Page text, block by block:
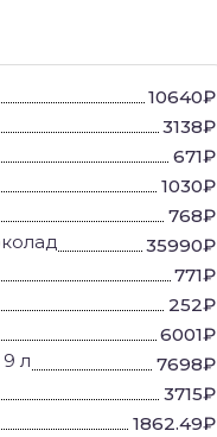
10640₽
3138₽
671₽
1030₽
768₽
35990₽
771₽
252₽
6001₽
л
7698₽
3715₽
1862.49₽